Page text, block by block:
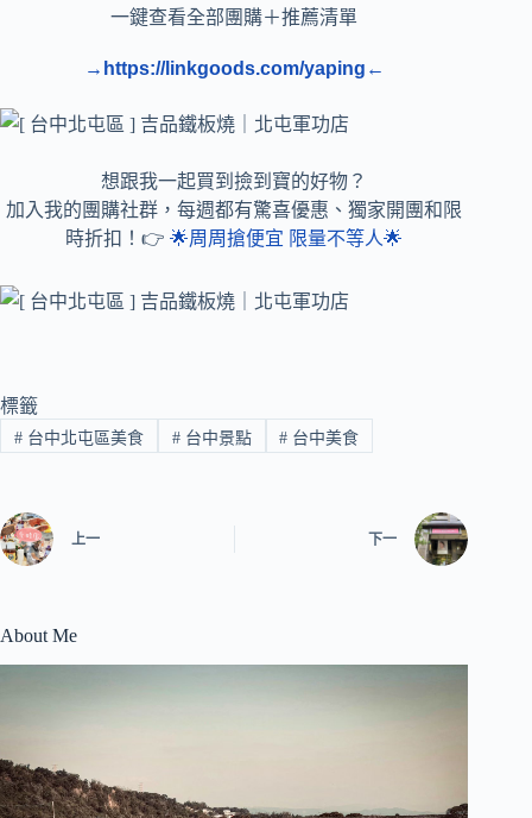
一鍵查看全部團購＋推薦清單
→https://linkgoods.com/yaping←
想跟我一起買到撿到寶的好物？
加入我的團購社群，每週都有驚喜優惠、獨家開團和限
時折扣！👉🌟周周搶便宜 限量不等人🌟
標籤
#台中北屯區美食 #台中景點 # 台中美食
上一 下一
About Me